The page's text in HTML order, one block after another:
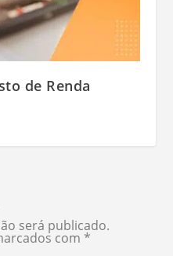
de Renda
será publicado.
com *